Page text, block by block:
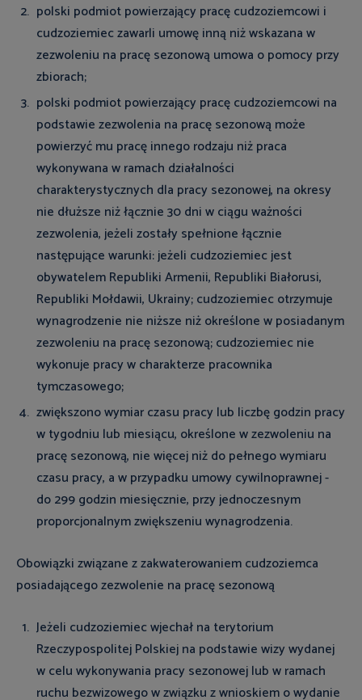
polski podmiot powierzający pracę cudzoziemcowi i
cudzoziemiec zawarli umowę inną niż wskazana w
zezwoleniu na pracę sezonową umowa o pomocy przy
zbiorach;
polski podmiot powierzający pracę cudzoziemcowi na
podstawie zezwolenia na pracę sezonową może
powierzyć mu pracę innego rodzaju niż praca
wykonywana w ramach działalności
charakterystycznych dla pracy sezonowej, na okresy
nie dłuższe niż łącznie 30 dni w ciągu ważności
zezwolenia, jeżeli zostały spełnione łącznie
następujące warunki: jeżeli cudzoziemiec jest
obywatelem Republiki Armenii, Republiki Białorusi,
Republiki Mołdawii, Ukrainy; cudzoziemiec otrzymuje
wynagrodzenie nie niższe niż określone w posiadanym
zezwoleniu na pracę sezonową; cudzoziemiec nie
wykonuje pracy w charakterze pracownika
tymczasowego;
zwiększono wymiar czasu pracy lub liczbę godzin pracy
w tygodniu lub miesiącu, określone w zezwoleniu na
pracę sezonową, nie więcej niż do pełnego wymiaru
czasu pracy, a w przypadku umowy cywilnoprawnej -
do 299 godzin miesięcznie, przy jednoczesnym
proporcjonalnym zwiększeniu wynagrodzenia.
Obowiązki związane z zakwaterowaniem cudzoziemca
posiadającego zezwolenie na pracę sezonową
Jeżeli cudzoziemiec wjechał na terytorium
Rzeczypospolitej Polskiej na podstawie wizy wydanej
w celu wykonywania pracy sezonowej lub w ramach
ruchu bezwizowego w związku z wnioskiem o wydanie